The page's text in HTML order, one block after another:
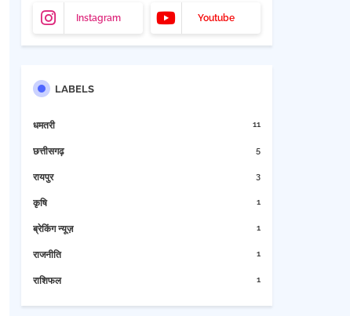
Instagram Youtube
LABELS
धमतरी 11
छत्तीसगढ़ 5
रायपुर 3
कृषि 1
ब्रेकिंग न्यूज़ 1
राजनीति 1
राशिफल 1